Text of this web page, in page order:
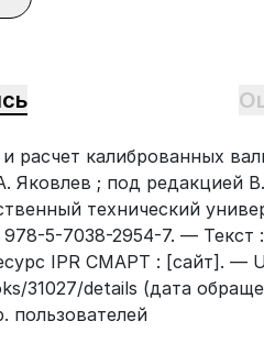
расчет калиброванных
Яковлев ; под редакцией
технический
5-7038-2954-7. — Текст
IPR СМАРТ : [сайт]. —
31027/details (дата
пользователей